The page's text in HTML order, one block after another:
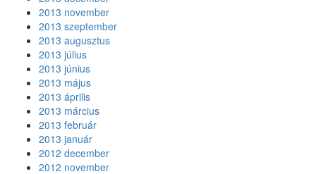
2013 november
2013 szeptember
2013 augusztus
2013 július
2013 június
2013 május
2013 április
2013 március
2013 február
2013 január
2012 december
2012 november